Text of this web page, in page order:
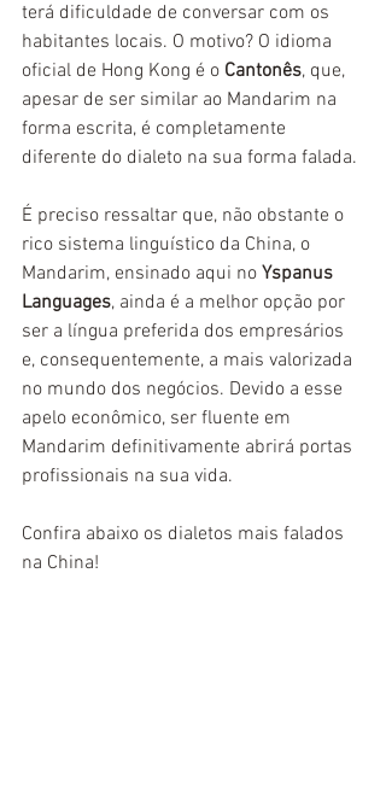
terá dificuldade de conversar com os
habitantes locais. O motivo? O idioma
oficial de Hong Kong é o Cantonês, que,
apesar de ser similar ao Mandarim na
forma escrita, é completamente
diferente do dialeto na sua forma falada.
É preciso ressaltar que, não obstante o
rico sistema linguístico da China, o
Mandarim, ensinado aqui no Yspanus
Languages, ainda é a melhor opção por
ser a língua preferida dos empresários
e, consequentemente, a mais valorizada
no mundo dos negócios. Devido a esse
apelo econômico, ser fluente em
Mandarim definitivamente abrirá portas
profissionais na sua vida.
Confira abaixo os dialetos mais falados
na China!